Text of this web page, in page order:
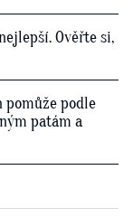
Ověřte si,
pomůže podle
patám a